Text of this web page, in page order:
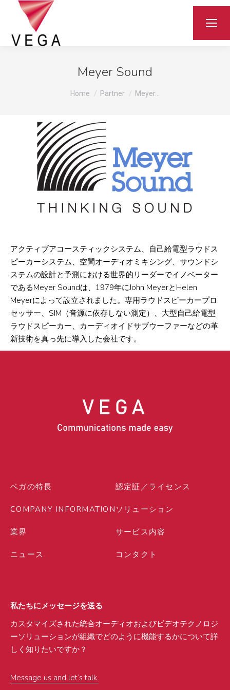
Meyer Sound
You are here:
Home Partner Meyer…
アクティブアコースティックシステム、自己給電型ラウドス
ピーカーシステム、空間オーディオミキシング、サウンドシ
ステムの設計と予測における世界的リーダーでイノベーター
であるMeyer Soundは、1979年にJohn MeyerとHelen
Meyerによって設立されました。専用ラウドスピーカープロ
セッサー、SIM（音源に依存しない測定）、大型自己給電型
ラウドスピーカー、カーディオイドサブウーファーなどの革
新技術を真っ先に導入した会社です。
ベガの特長
COMPANY INFORMATION
業界
ニュース
認定証／ライセンス
ソリューション
サービス内容
コンタクト
私たちにメッセージを送る
カスタマイズされた統合オーディオおよびビデオテクノロジ
ーソリューションが組織でどのように機能するかについて詳
しく知りたいですか？
Message us and let’s talk.